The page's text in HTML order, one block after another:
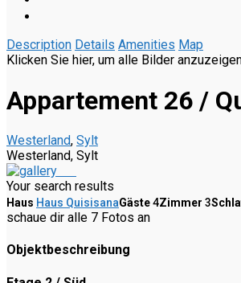
Description Details Amenities Map
Klicken Sie hier, um alle Bilder
Appartement 26 /
Westerland, Sylt
Westerland, Sylt
Your search results
Haus Haus QuisisanaGäste4Zimmer 3
schaue dir alle 7 Fotos an
Objektbeschreibung